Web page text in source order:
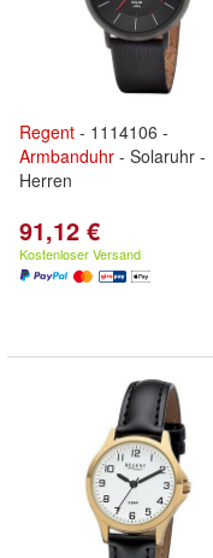
Regent - 1114106 -
Armbanduhr - Solaruhr -
Herren
91,12 €
Kostenloser Versand